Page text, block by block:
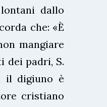
dallo
che: «È
mangiare
dei padri, S.
il digiuno è
cristiano